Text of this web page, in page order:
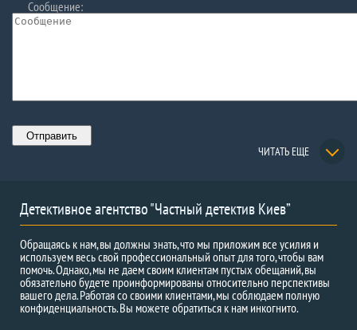
Сообщение:
ЧИТАТЬ ЕЩЕ
Детективное агентство "Частный детектив Киев”
Обращаясь к нам, вы должны знать, что мы приложим все усилия и
используем весь свой профессиональный опыт для того, чтобы вам
помочь. Однако, мы не даем своим клиентам пустых обещаний, вы
обязательно будете проинформированы относительно перспективы
вашего дела. Работая со своими клиентами, мы соблюдаем полную
конфиденциальность. Вы можете обратиться к нам инкогнито.